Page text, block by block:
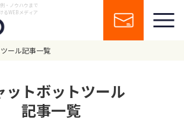
・ノウハウまで
るWEBメディア
ール記事一覧
ットボットツール
記事一覧